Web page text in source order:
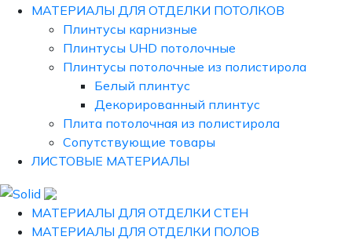
МАТЕРИАЛЫ ДЛЯ ОТДЕЛКИ ПОТОЛКОВ
Плинтусы карнизные
Плинтусы UHD потолочные
Плинтусы потолочные из полистирола
Белый плинтус
Декорированный плинтус
Плита потолочная из полистирола
Сопутствующие товары
ЛИСТОВЫЕ МАТЕРИАЛЫ
МАТЕРИАЛЫ ДЛЯ ОТДЕЛКИ СТЕН
МАТЕРИАЛЫ ДЛЯ ОТДЕЛКИ ПОЛОВ